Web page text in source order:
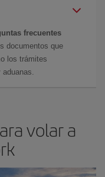
frecuentes
documentos que
los trámites
volar a